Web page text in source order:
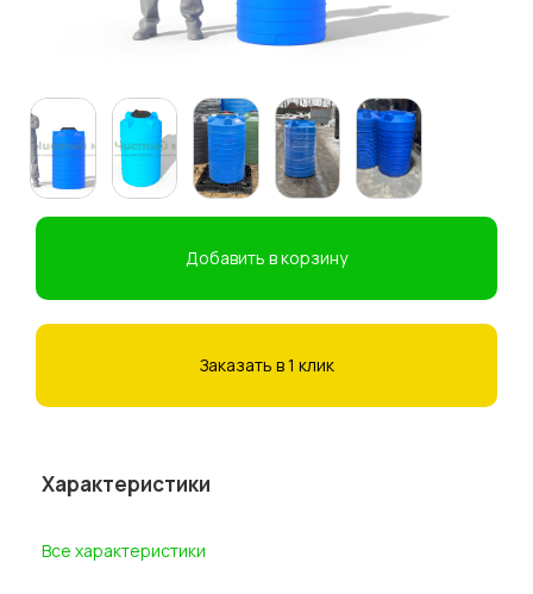
Добавить в корзину
Заказать в 1 клик
Характеристики
Все характеристики